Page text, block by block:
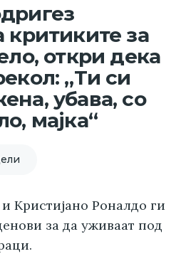
критиките за
откри дека
„Ти си
убава, со
мајка“
Кристијано Роналдо ги
за да уживаат под